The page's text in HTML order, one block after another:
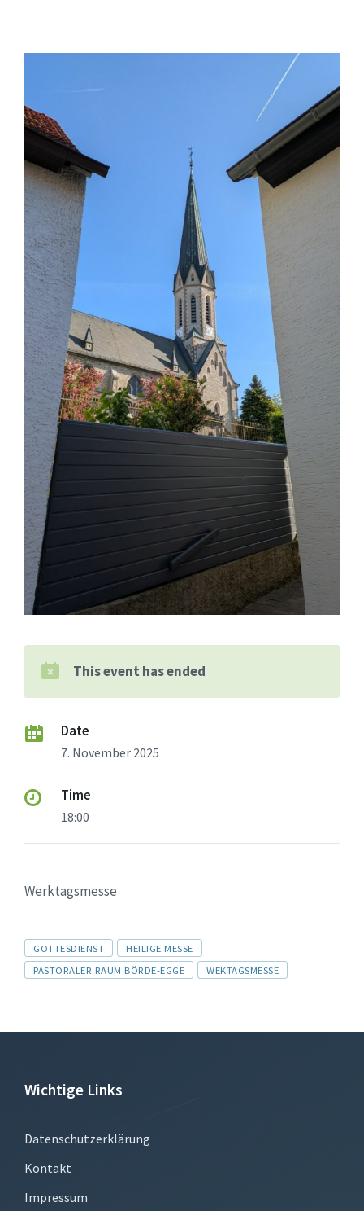
This event has ended
Date
7. November 2025
Time
18:00
Werktagsmesse
Tags
GOTTESDIENST
HEILIGE MESSE
PASTORALER RAUM BÖRDE-EGGE
WEKTAGSMESSE
Wichtige Links
Datenschutzerklärung
Kontakt
Impressum